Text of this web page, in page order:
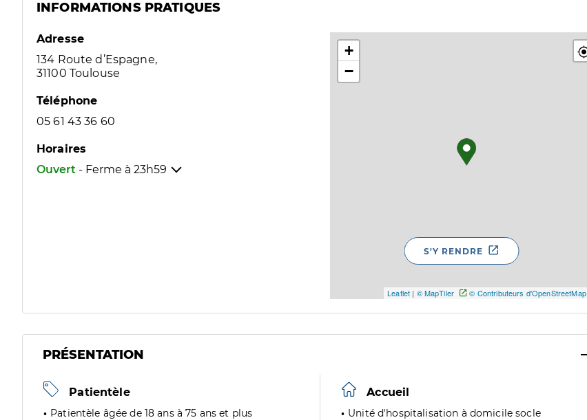
INFORMATIONS PRATIQUES
Adresse
134 Route d’Espagne,
31100 Toulouse
Téléphone
05 61 43 36 60
Horaires
Ouvert - Ferme à 23h59
+
−
Leaflet | © MapTiler © Contributeurs d'OpenStreetMap
S'Y RENDRE
PRÉSENTATION
Patientèle
Patientèle âgée de 18 ans à 75 ans et plus
Accueil
Unité d'hospitalisation à domicile socle